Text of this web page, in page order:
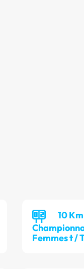
10
Femmes t /